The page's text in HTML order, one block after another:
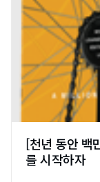
[천년 동안 백
를 시작하자